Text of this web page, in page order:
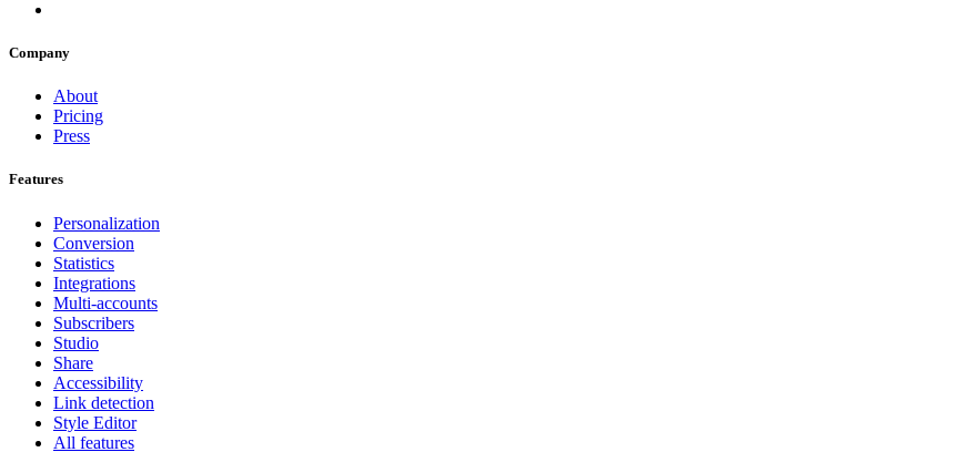
Company
About
Pricing
Press
Features
Personalization
Conversion
Statistics
Integrations
Multi-accounts
Subscribers
Studio
Share
Accessibility
Link detection
Style Editor
All features